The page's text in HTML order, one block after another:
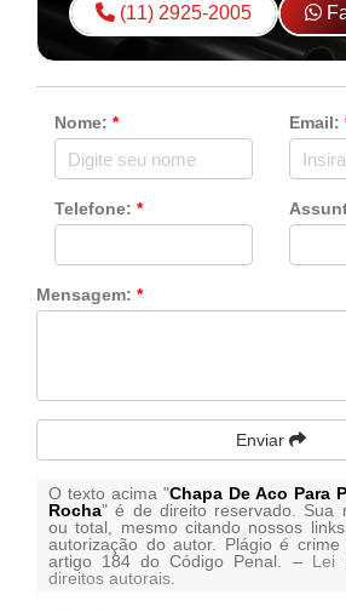
(11) 2925-2005
Nome: * Email:
Telefone: *
Mensagem: *
Enviar
O texto acima "Chapa De Aco Para
Rocha" é de direito reservado. Sua
ou total, mesmo citando nossos
autorização do autor. Plágio é
artigo 184 do Código Penal. – Lei
direitos autorais